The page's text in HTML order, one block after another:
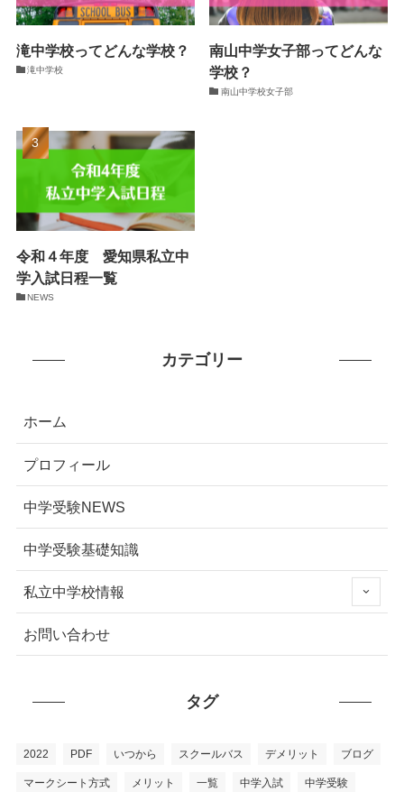
滝中学校ってどんな学校？
滝中学校
南山中学女子部ってどんな
学校？
南山中学校女子部
令和４年度 愛知県私立中
学入試日程一覧
NEWS
カテゴリー
ホーム
プロフィール
中学受験NEWS
中学受験基礎知識
私立中学校情報
お問い合わせ
タグ
2022 PDF いつから スクールバス デメリット ブログ
マークシート方式 メリット 一覧 中学入試 中学受験